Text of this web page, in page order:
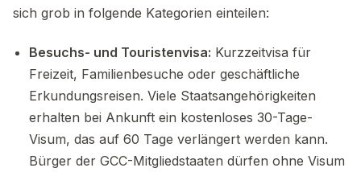
sich grob in folgende Kategorien einteilen:
Besuchs- und Touristenvisa: Kurzzeitvisa für
Freizeit, Familienbesuche oder geschäftliche
Erkundungsreisen. Viele Staatsangehörigkeiten
erhalten bei Ankunft ein kostenloses 30-Tage-
Visum, das auf 60 Tage verlängert werden kann.
Bürger der GCC-Mitgliedstaaten dürfen ohne Visum